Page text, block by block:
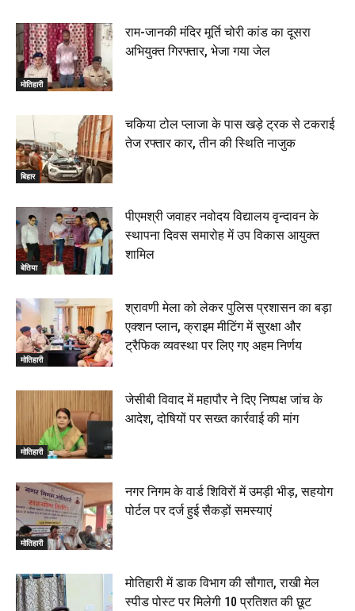
मोतिहारी
राम-जानकी मंदिर मूर्ति चोरी कांड का दूसरा
अभियुक्त गिरफ्तार, भेजा गया जेल
बिहार
चकिया टोल प्लाजा के पास खड़े ट्रक से टकराई
तेज रफ्तार कार, तीन की स्थिति नाजुक
बेतिया
पीएमश्री जवाहर नवोदय विद्यालय वृन्दावन के
स्थापना दिवस समारोह में उप विकास आयुक्त
शामिल
मोतिहारी
श्रावणी मेला को लेकर पुलिस प्रशासन का बड़ा
एक्शन प्लान, क्राइम मीटिंग में सुरक्षा और
ट्रैफिक व्यवस्था पर लिए गए अहम निर्णय
मोतिहारी
जेसीबी विवाद में महापौर ने दिए निष्पक्ष जांच के
आदेश, दोषियों पर सख्त कार्रवाई की मांग
मोतिहारी
नगर निगम के वार्ड शिविरों में उमड़ी भीड़, सहयोग
पोर्टल पर दर्ज हुई सैकड़ों समस्याएं
मोतिहारी में डाक विभाग की सौगात, राखी मेल
स्पीड पोस्ट पर मिलेगी 10 प्रतिशत की छूट